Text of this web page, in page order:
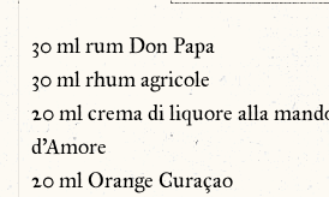
30 ml rum Don Papa
30 ml rhum agricole
20 ml crema di liquore alla
d’Amore
20 ml Orange Curaçao